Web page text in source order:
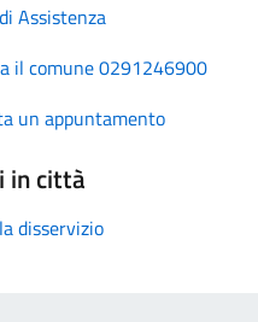
Assistenza
il comune 0291246900
un appuntamento
in città
disservizio